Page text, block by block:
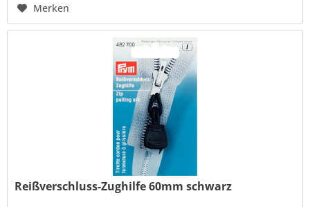
Merken
Reißverschluss-Zughilfe 60mm schwarz